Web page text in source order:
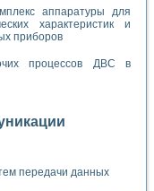
аппаратуры для
характеристик и
приборов
процессов ДВС в
передачи данных